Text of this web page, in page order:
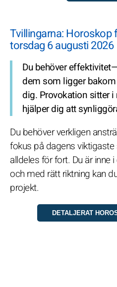
Tvillingarna: Horoskop
torsdag 6 augusti 2026
Du behöver
dem som ligger
dig. Provokation sitter
hjälper dig att
Du behöver verkligen
fokus på dagens
alldeles för fort. Du är inne
och med rätt riktning kan
projekt.